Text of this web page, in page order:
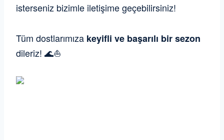
isterseniz bizimle iletişime geçebilirsiniz!
Tüm dostlarımıza keyifli ve başarılı bir sezon
dileriz! 🌊⛵